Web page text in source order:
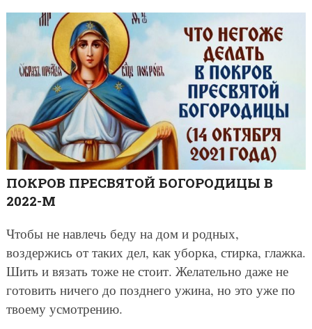
ПОКРОВ ПРЕСВЯТОЙ БОГОРОДИЦЫ В
2022-М
Чтобы не навлечь беду на дом и родных,
воздержись от таких дел, как уборка, стирка, глажка.
Шить и вязать тоже не стоит. Желательно даже не
готовить ничего до позднего ужина, но это уже по
твоему усмотрению.